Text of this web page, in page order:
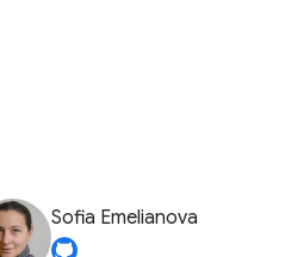
Sofia Emelianova